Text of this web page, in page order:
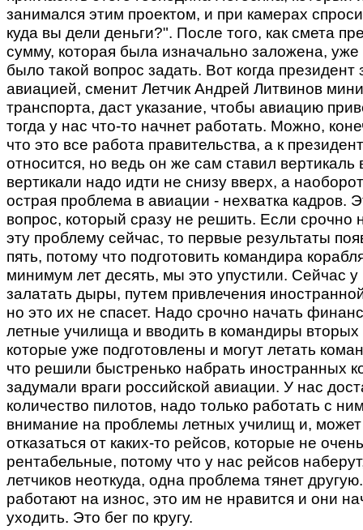
занимался этим проектом, и при камерах
куда вы дели деньги?". После того, как смета
сумму, которая была изначально заложена, уже
было такой вопрос задать. Вот когда президент
авиацией, сменит Летчик Андрей Литвинов
транспорта, даст указание, чтобы авиацию
тогда у нас что-то начнет работать. Можно,
что это все работа правительства, а к
относится, но ведь он же сам ставил вертикаль
вертикали надо идти не снизу вверх, а
острая проблема в авиации - нехватка кадров.
вопрос, который сразу не решить. Если срочно
эту проблему сейчас, то первые результаты
пять, потому что подготовить командира
минимум лет десять, мы это упустили. Сейчас
залатать дыры, путем привлечения
но это их не спасет. Надо срочно начать
летные училища и вводить в командиры вторых
которые уже подготовлены и могут летать
что решили быстренько набрать иностранных
задумали враги российской авиации. У нас
количество пилотов, надо только работать с
внимание на проблемы летных училищ и,
отказаться от каких-то рейсов, которые не очень
рентабельные, потому что у нас рейсов
летчиков неоткуда, одна проблема тянет
работают на износ, это им не нравится и они
уходить. Это бег по кругу.